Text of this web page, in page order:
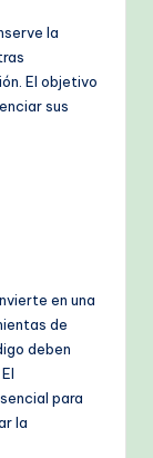
la
El objetivo
sus
en una
de
deben
para
la